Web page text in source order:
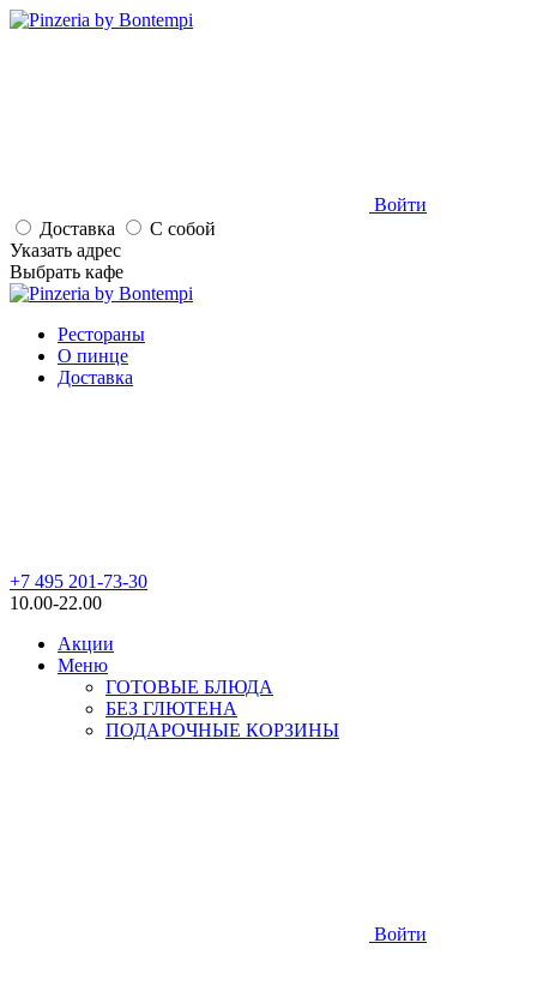
Войти
Доставка
С собой
Указать адрес
Выбрать кафе
Рестораны
О пинце
Доставка
+7 495 201-73-30
10.00-22.00
Акции
Меню
ГОТОВЫЕ БЛЮДА
БЕЗ ГЛЮТЕНА
ПОДАРОЧНЫЕ КОРЗИНЫ
Войти